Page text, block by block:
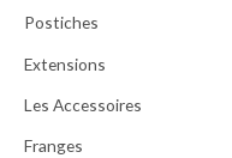
Postiches
Extensions
Les Accessoires
Franges